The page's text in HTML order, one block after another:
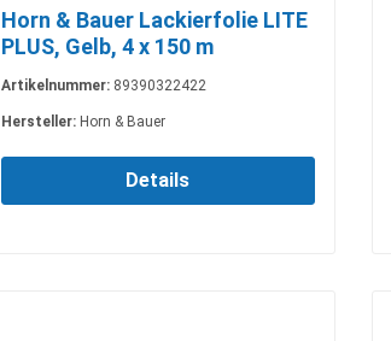
Horn & Bauer Lackierfolie LITE
PLUS, Gelb, 4 x 150 m
Artikelnummer: 89390322422
Hersteller: Horn & Bauer
Details